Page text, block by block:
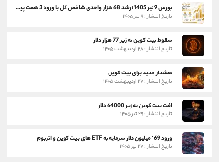
بورس 9 تیر 1405؛ رشد 68 هزار واحدی شاخص کل با ورود 3 همت پول حقیقی
تاریخ انتشار : ۹ تیر ۱۴۰۵
سقوط بیت کوین به زیر 77 هزار دلار
تاریخ انتشار : ۲۸ اردیبهشت ۱۴۰۵
هشدار جدید برای بیت کوین
تاریخ انتشار : ۲۷ اردیبهشت ۱۴۰۵
افت بیت کوین به زیر 64000 دلار
تاریخ انتشار : ۲۹ تیر ۱۴۰۵
ورود 169 میلیون دلار سرمایه به ETF های بیت کوین و اتریوم
تاریخ انتشار : ۲۷ تیر ۱۴۰۵